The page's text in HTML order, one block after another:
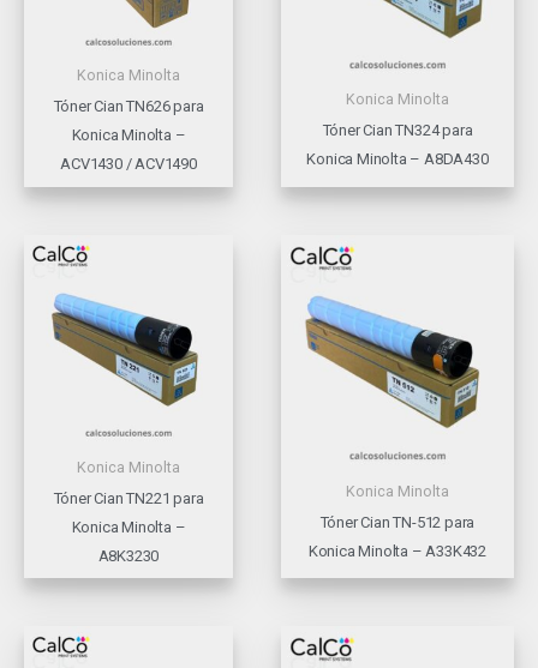
Konica Minolta
Tóner Cian TN626 para
Konica Minolta –
ACV1430 / ACV1490
Konica Minolta
Tóner Cian TN324 para
Konica Minolta – A8DA430
Konica Minolta
Tóner Cian TN221 para
Konica Minolta –
A8K3230
Konica Minolta
Tóner Cian TN-512 para
Konica Minolta – A33K432